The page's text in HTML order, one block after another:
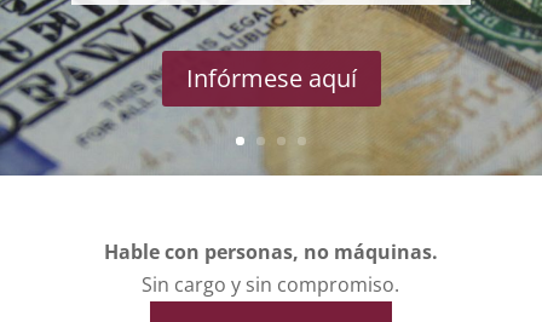
Infórmese aquí
Hable con personas, no máquinas.
Sin cargo y sin compromiso.